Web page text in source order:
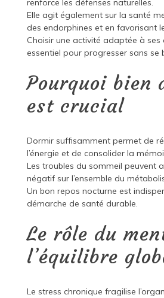
renforce les défenses naturelles.
Elle agit également sur la santé
des endorphines et en favorisant
Choisir une activité adaptée à ses
essentiel pour progresser sans se
Pourquoi bien
est crucial
Dormir suffisamment permet de
l’énergie et de consolider la
Les troubles du sommeil peuvent
négatif sur l’ensemble du
Un bon repos nocturne est
démarche de santé durable.
Le rôle du
l’équilibre
Le stress chronique fragilise